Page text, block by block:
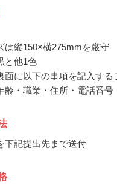
は縦150×横275mmを厳守
と他1色
に以下の事項を記入する
齢・職業・住所・電話番号
下記提出先まで送付